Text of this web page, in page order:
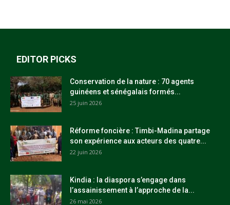
EDITOR PICKS
Conservation de la nature : 70 agents
guinéens et sénégalais formés...
25 juin 2026
Réforme foncière : Timbi-Madina partage
son expérience aux acteurs des quatre...
22 juin 2026
Kindia : la diaspora s’engage dans
l’assainissement à l’approche de la...
26 mai 2026